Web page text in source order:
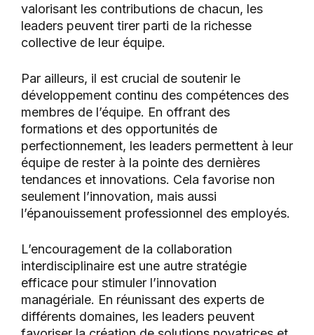
valorisant les contributions de chacun, les
leaders peuvent tirer parti de la richesse
collective de leur équipe.
Par ailleurs, il est crucial de soutenir le
développement continu des compétences des
membres de l’équipe. En offrant des
formations et des opportunités de
perfectionnement, les leaders permettent à leur
équipe de rester à la pointe des dernières
tendances et innovations. Cela favorise non
seulement l’innovation, mais aussi
l’épanouissement professionnel des employés.
L’encouragement de la collaboration
interdisciplinaire est une autre stratégie
efficace pour stimuler l’innovation
managériale. En réunissant des experts de
différents domaines, les leaders peuvent